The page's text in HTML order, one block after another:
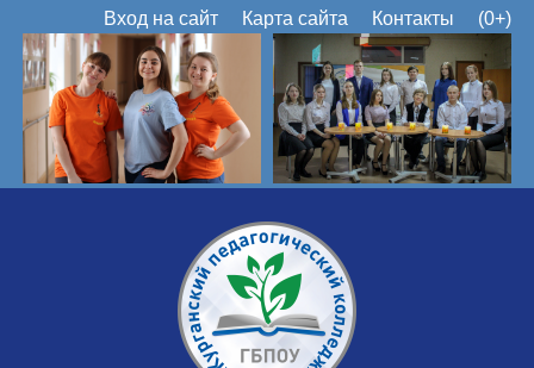
Вход на сайт Карта сайта Контакты (0+)